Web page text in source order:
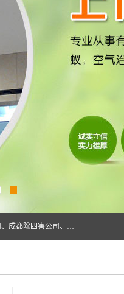
成都仁民有害生物防治服务有限公司是一家经营成都灭跳蚤公司、成都灭鼠公司、成都除虫公司、成都除四害公司、成都白蚁防治公司、成都杀虫公司等。业务覆盖：青白江、郫县、简阳、金堂、乐山、眉山、绵阳、彭州等区域。 由于我们的专业技术和服务态度得到了肯定、 目前公司已经与省内外的多个金 融企业、高端写字楼、星级酒 店、宾馆餐饮企业、学校、制造生产企业、物业小区建立了长期友好的合作关系。